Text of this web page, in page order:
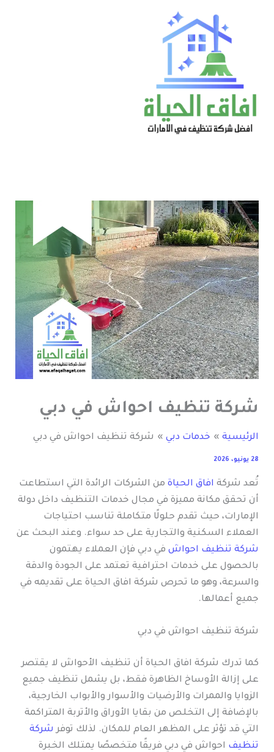
شركة تنظيف احواش في دبي
الرئيسية خدمات دبي شركة تنظيف احواش في دبي
28 يونيو، 2026
تُعد شركة افاق الحياة من الشركات الرائدة التي استطاعت
أن تحقق مكانة مميزة في مجال خدمات التنظيف داخل دولة
الإمارات، حيث تقدم حلولًا متكاملة تناسب احتياجات
العملاء السكنية والتجارية على حد سواء. وعند البحث عن
شركة تنظيف احواش في دبي فإن العملاء يهتمون
بالحصول على خدمات احترافية تعتمد على الجودة والدقة
والسرعة، وهو ما تحرص شركة افاق الحياة على تقديمه في
جميع أعمالها.
شركة تنظيف احواش في دبي
كما تدرك شركة افاق الحياة أن تنظيف الأحواش لا يقتصر
على إزالة الأوساخ الظاهرة فقط، بل يشمل تنظيف جميع
الزوايا والممرات والأرضيات والأسوار والأبواب الخارجية،
بالإضافة إلى التخلص من بقايا الأوراق والأتربة المتراكمة
التي قد تؤثر على المظهر العام للمكان. لذلك توفر شركة
تنظيف احواش في دبي فريقًا متخصصًا يمتلك الخبرة